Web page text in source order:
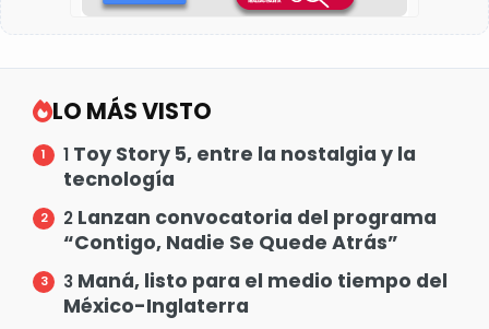
LO MÁS VISTO
1 Toy Story 5, entre la nostalgia y la
tecnología
2 Lanzan convocatoria del programa
“Contigo, Nadie Se Quede Atrás”
3 Maná, listo para el medio tiempo del
México-Inglaterra